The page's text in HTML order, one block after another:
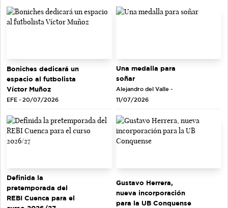
Boniches dedicará un
espacio al futbolista
Víctor Muñoz
EFE - 20/07/2026
Una medalla para
soñar
Alejandro del Valle -
11/07/2026
Definida la
pretemporada del
REBI Cuenca para el
Gustavo Herrera,
nueva incorporación
para la UB Conquense